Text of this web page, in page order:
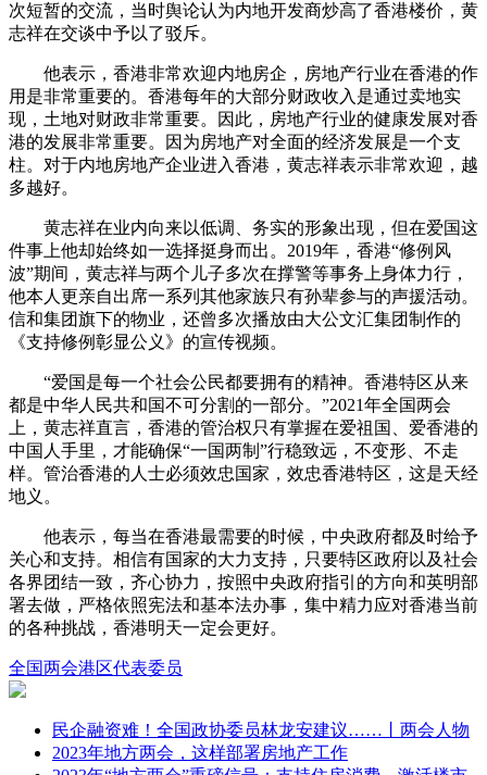
次短暂的交流，当时舆论认为内地开发商炒高了香港楼价，黄
志祥在交谈中予以了驳斥。
他表示，香港非常欢迎内地房企，房地产行业在香港的作
用是非常重要的。香港每年的大部分财政收入是通过卖地实
现，土地对财政非常重要。因此，房地产行业的健康发展对香
港的发展非常重要。因为房地产对全面的经济发展是一个支
柱。对于内地房地产企业进入香港，黄志祥表示非常欢迎，越
多越好。
黄志祥在业内向来以低调、务实的形象出现，但在爱国这
件事上他却始终如一选择挺身而出。2019年，香港“修例风
波”期间，黄志祥与两个儿子多次在撑警等事务上身体力行，
他本人更亲自出席一系列其他家族只有孙辈参与的声援活动。
信和集团旗下的物业，还曾多次播放由大公文汇集团制作的
《支持修例彰显公义》的宣传视频。
“爱国是每一个社会公民都要拥有的精神。香港特区从来
都是中华人民共和国不可分割的一部分。”2021年全国两会
上，黄志祥直言，香港的管治权只有掌握在爱祖国、爱香港的
中国人手里，才能确保“一国两制”行稳致远，不变形、不走
样。管治香港的人士必须效忠国家，效忠香港特区，这是天经
地义。
他表示，每当在香港最需要的时候，中央政府都及时给予
关心和支持。相信有国家的大力支持，只要特区政府以及社会
各界团结一致，齐心协力，按照中央政府指引的方向和英明部
署去做，严格依照宪法和基本法办事，集中精力应对香港当前
的各种挑战，香港明天一定会更好。
全国两会港区代表委员
民企融资难！全国政协委员林龙安建议……丨两会人物
2023年地方两会，这样部署房地产工作